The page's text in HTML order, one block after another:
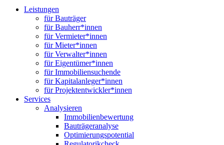
Leistungen
für Bauträger
für Bauherr*innen
für Vermieter*innen
für Mieter*innen
für Verwalter*innen
für Eigentümer*innen
für Immobiliensuchende
für Kapitalanleger*innen
für Projektentwickler*innen
Services
Analysieren
Immobilienbewertung
Bauträgeranalyse
Optimierungspotential